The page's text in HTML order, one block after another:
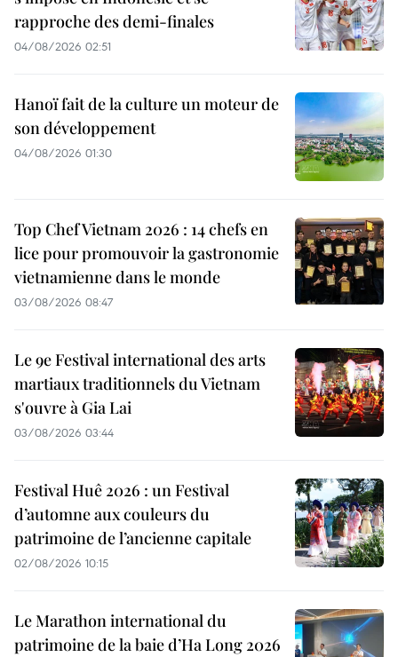
rapproche des demi-finales
04/08/2026 02:51
Hanoï fait de la culture un moteur de
son développement
04/08/2026 01:30
Top Chef Vietnam 2026 : 14 chefs en
lice pour promouvoir la gastronomie
vietnamienne dans le monde
03/08/2026 08:47
Le 9e Festival international des arts
martiaux traditionnels du Vietnam
s'ouvre à Gia Lai
03/08/2026 03:44
Festival Huê 2026 : un Festival
d’automne aux couleurs du
patrimoine de l’ancienne capitale
02/08/2026 10:15
Le Marathon international du
patrimoine de la baie d’Ha Long 2026